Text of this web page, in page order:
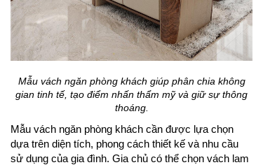
Mẫu vách ngăn phòng khách giúp phân chia không
gian tinh tế, tạo điểm nhấn thẩm mỹ và giữ sự thông
thoáng.
Mẫu vách ngăn phòng khách cần được lựa chọn
dựa trên diện tích, phong cách thiết kế và nhu cầu
sử dụng của gia đình. Gia chủ có thể chọn vách lam